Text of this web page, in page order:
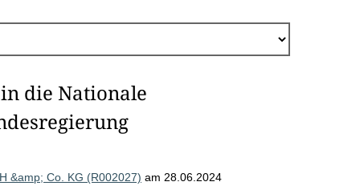
die Nationale
&amp; Co. KG (R002027) am 28.06.2024